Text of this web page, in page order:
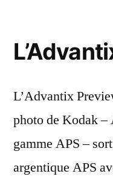
L’Advantix
photo de Kodak –
gamme APS –
argentique APS